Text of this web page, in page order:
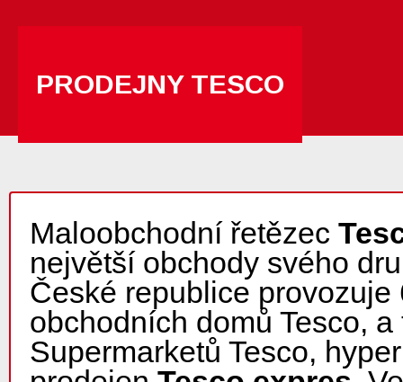
PRODEJNY TESCO
Maloobchodní řetězec
největší obchody svého
České republice provozuje
obchodních domů Tesco, a
Supermarketů Tesco,